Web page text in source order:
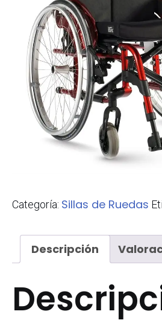
Categoría: Sillas de Ruedas
Descripción